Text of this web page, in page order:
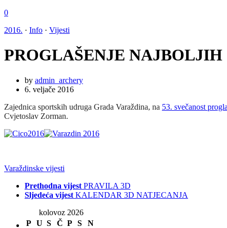
0
2016. · Info · Vijesti
PROGLAŠENJE NAJBOLJIH
by admin_archery
6. veljače 2016
Zajednica sportskih udruga Grada Varaždina, na 53. svečanost
Cvjetoslav Zorman.
Varaždinske vijesti
Prethodna vijest PRAVILA 3D
Sljedeća vijest KALENDAR 3D NATJECANJA
kolovoz 2026
P U S Č P S
N